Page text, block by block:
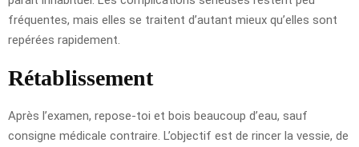
fréquentes, mais elles se traitent d’autant mieux qu’elles sont
repérées rapidement.
Rétablissement
Après l’examen, repose-toi et bois beaucoup d’eau, sauf
consigne médicale contraire. L’objectif est de rincer la vessie, de